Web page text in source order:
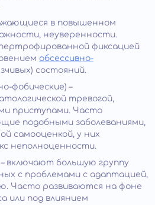
в повышенном
неуверенности.
фиксацией
обсессивно-
состояний.
фобические) –
тревогой,
приступами. Часто
подобными заболеваниями,
самооценкой, у них
неполноценности.
включают большую группу
с проблемами с адаптацией,
Часто развиваются на фоне
или под влиянием